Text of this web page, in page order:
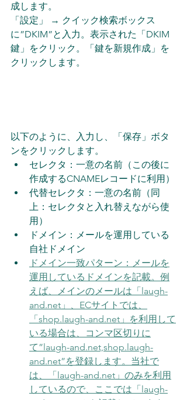
成します。
「設定」 → クイック検索ボックス
に”DKIM”と入力。表示された「DKIM
鍵」をクリック。「鍵を新規作成」を
クリックします。
以下のように、入力し、「保存」ボタ
ンをクリックします。
セレクタ：一意の名前（この後に
作成するCNAMEレコードに利用）
代替セレクタ：一意の名前（同
上：セレクタと入れ替えながら使
用）
ドメイン：メールを運用している
自社ドメイン
ドメイン一致パターン：メールを
運用しているドメインを記載。例
えば、メインのメールは「laugh-
and.net」、ECサイトでは、
「shop.laugh-and.net」を利用して
いる場合は、コンマ区切りに
て”laugh-and.net,shop.laugh-
and.net”を登録します。当社で
は、「laugh-and.net」のみを利用
しているので、ここでは「laugh-